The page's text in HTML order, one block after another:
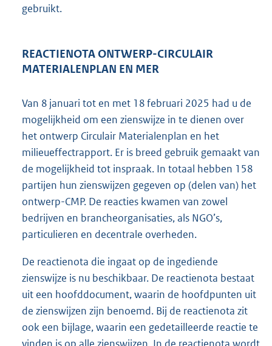
gebruikt.
REACTIENOTA ONTWERP-CIRCULAIR
MATERIALENPLAN EN MER
Van 8 januari tot en met 18 februari 2025 had u de
mogelijkheid om een zienswijze in te dienen over
het ontwerp Circulair Materialenplan en het
milieueffectrapport. Er is breed gebruik gemaakt van
de mogelijkheid tot inspraak. In totaal hebben 158
partijen hun zienswijzen gegeven op (delen van) het
ontwerp-CMP. De reacties kwamen van zowel
bedrijven en brancheorganisaties, als NGO’s,
particulieren en decentrale overheden.
De reactienota die ingaat op de ingediende
zienswijze is nu beschikbaar. De reactienota bestaat
uit een hoofddocument, waarin de hoofdpunten uit
de zienswijzen zijn benoemd. Bij de reactienota zit
ook een bijlage, waarin een gedetailleerde reactie te